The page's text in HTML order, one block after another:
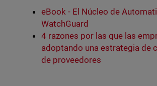
eBook - El Núcleo de
WatchGuard
4 razones por las que las
adoptando una estrategia de
de proveedores